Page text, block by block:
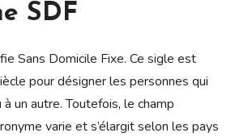
SDF
Sans Domicile Fixe. Ce sigle est
pour désigner les personnes qui
un autre. Toutefois, le champ
varie et s’élargit selon les pays